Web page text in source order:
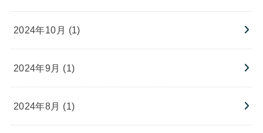
2024年10月 (1)
2024年9月 (1)
2024年8月 (1)